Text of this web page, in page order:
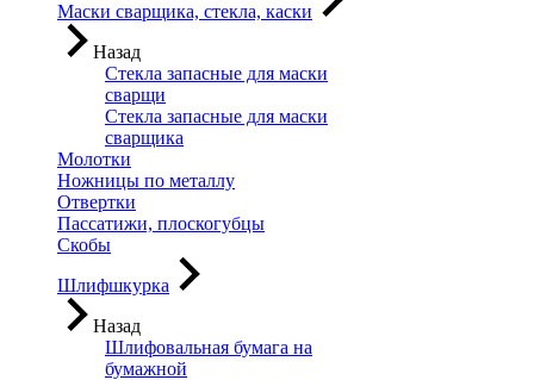
Маски сварщика, стекла, каски
Назад
Стекла запасные для маски
сварщи
Стекла запасные для маски
сварщика
Молотки
Ножницы по металлу
Отвертки
Пассатижи, плоскогубцы
Скобы
Шлифшкурка
Назад
Шлифовальная бумага на
бумажной